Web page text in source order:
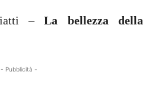
–La bellezza della
- Pubblicità -